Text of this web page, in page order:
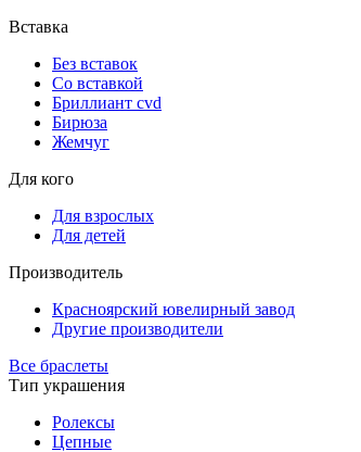
Вставка
Без вставок
Со вставкой
Бриллиант cvd
Бирюза
Жемчуг
Для кого
Для взрослых
Для детей
Производитель
Красноярский ювелирный завод
Другие производители
Все браслеты
Тип украшения
Ролексы
Цепные